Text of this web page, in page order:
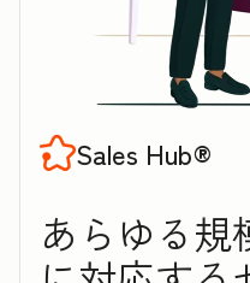
Sales Hub®
あらゆる規